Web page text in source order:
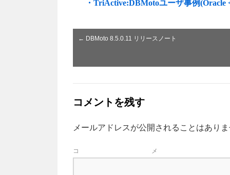
・TriActive:DBMotoユーザ事例
← DBMoto 8.5.0.11 リリースノート
コメントを残す
メールアドレスが公開されることはあり
コ